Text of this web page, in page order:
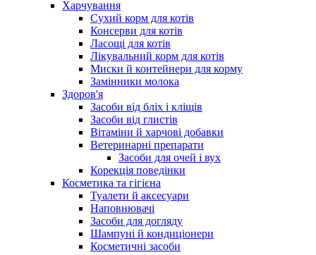
Харчування
Сухий корм для котів
Консерви для котів
Ласощі для котів
Лікувальний корм для котів
Миски й контейнери для корму
Замінники молока
Здоров'я
Засоби від бліх і кліщів
Засоби від глистів
Вітаміни й харчові добавки
Ветеринарні препарати
Засоби для очей і вух
Корекція поведінки
Косметика та гігієна
Туалети й аксесуари
Наповнювачі
Засоби для догляду
Шампуні й кондиціонери
Косметичні засоби